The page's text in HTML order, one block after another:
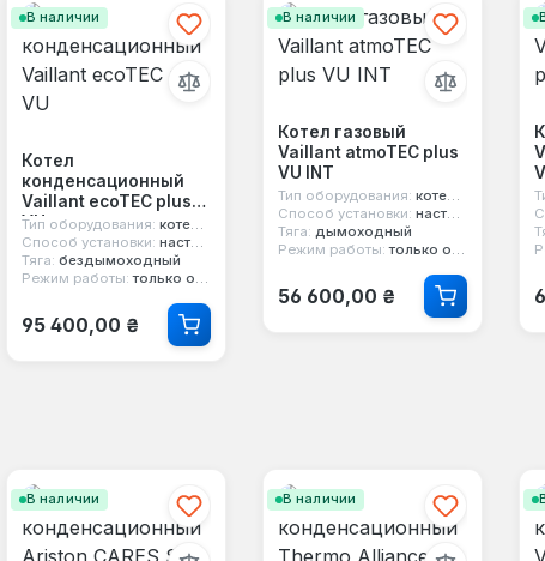
В наличии
Котел
конденсационный
Vaillant ecoTEC plus
VU
Тип оборудования: котел конденсационный
Способ установки: настенный
Тяга: бездымоходный
Режим работы: только отопление
Обычная цена:
95 400,00 ₴
В наличии
Котел газовый
Vaillant atmoTEC plus
VU INT
Тип оборудования: котел газовый
Способ установки: настенный
Тяга: дымоходный
Режим работы: только отопление
Обычная цена:
56 600,00 ₴
В наличии В наличии